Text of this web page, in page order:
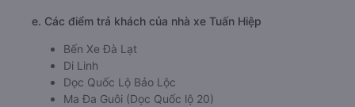
e. Các điểm trả khách của nhà xe Tuấn Hiệp
Bến Xe Đà Lạt
Di Linh
Dọc Quốc Lộ Bảo Lộc
Ma Đa Guôi (Dọc Quốc lộ 20)